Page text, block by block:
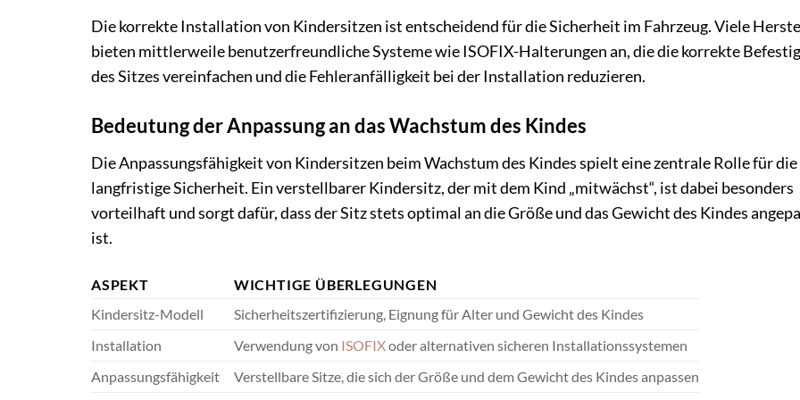
Die korrekte Installation von Kindersitzen ist entscheidend für die Sicherheit im Fahrzeug. Viele
bieten mittlerweile benutzerfreundliche Systeme wie ISOFIX-Halterungen an, die die korrekte
des Sitzes vereinfachen und die Fehleranfälligkeit bei der Installation reduzieren.
Bedeutung der Anpassung an das Wachstum des Kindes
Die Anpassungsfähigkeit von Kindersitzen beim Wachstum des Kindes spielt eine zentrale Rolle für die
langfristige Sicherheit. Ein verstellbarer Kindersitz, der mit dem Kind „mitwächst“, ist dabei besonders
vorteilhaft und sorgt dafür, dass der Sitz stets optimal an die Größe und das Gewicht des Kindes
ist.
ASPEKT
WICHTIGE ÜBERLEGUNGEN
Kindersitz-Modell
Sicherheitszertifizierung, Eignung für Alter und Gewicht des Kindes
Installation
Verwendung von ISOFIXoder alternativen sicheren Installationssystemen
Anpassungsfähigkeit
Verstellbare Sitze, die sich der Größe und dem Gewicht des Kindes anpassen